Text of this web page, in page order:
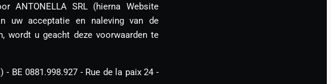
ANTONELLA SRL (hierna Website
uw acceptatie en naleving van de
wordt u geacht deze voorwaarden te
BE 0881.998.927 - Rue de la paix 24 -